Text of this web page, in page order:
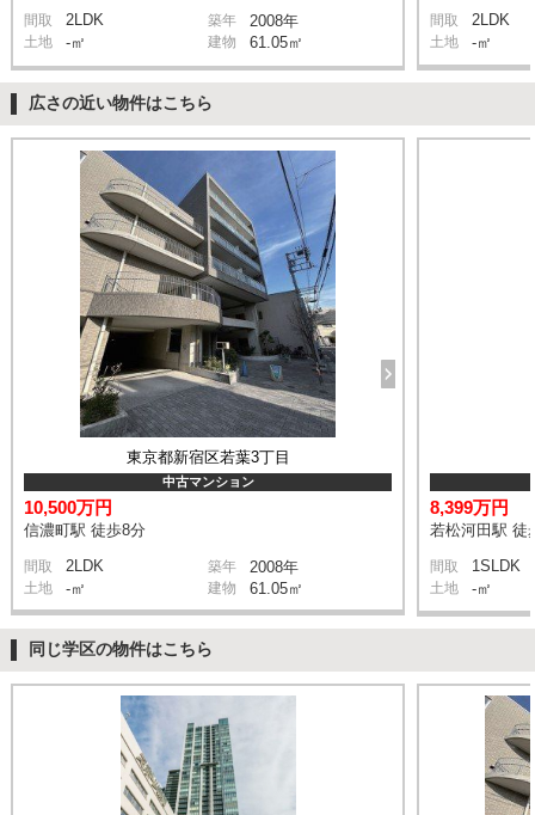
間取 2LDK 築年 2008年
土地 -㎡ 建物 61.05㎡
間取 2LDK
土地 -㎡
広さの近い物件はこちら
東京都新宿区若葉3丁目
中古マンション
10,500万円
信濃町駅 徒歩8分
間取 2LDK 築年 2008年
土地 -㎡ 建物 61.05㎡
8,399万円
若松河田駅 徒
間取 1SLDK
土地 -㎡
同じ学区の物件はこちら